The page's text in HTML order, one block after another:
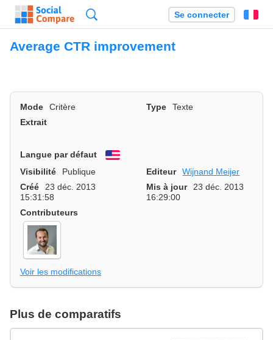
Se connecter
Average CTR improvement
Mode Critère Type
Texte
Extrait
Langue par défaut
English
Visibilité
Publique Editeur
Wijnand Meijer
Créé
23 déc. 2013
15:31:58
Mis à jour
23 déc. 2013
16:29:00
Contributeurs
Voir les modifications
Plus de comparatifs